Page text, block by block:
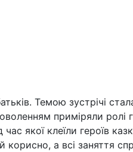
Темою зустрічі
приміряли ролі
якої клеїли героїв
а всі заняття